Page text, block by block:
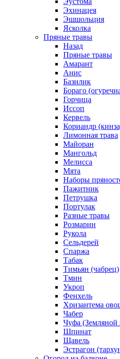
Эхинацея
Эшшольция
Ясколка
Пряные травы
Назад
Пряные травы
Амарант
Анис
Базилик
Бораго
Горчица
Иссоп
Кервель
Кориандр
Лимонная трава
Майоран
Мангольд
Мелисса
Мята
Наборы
Пажитник
Петрушка
Портулак
Разные травы
Розмарин
Рукола
Сельдерей
Спаржа
Табак
Тимьян (чабрец)
Тмин
Укроп
Фенхель
Хризантема
Чабер
Чуфа (Земляной
Шпинат
Щавель
Эстрагон